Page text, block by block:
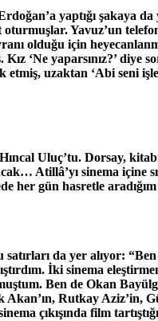
yaptığı şakaya
Yavuz’un
olduğu için
‘Ne yaparsınız?’
uzaktan ‘Abi seni
Uluç’tu. Dorsay,
Atillâ’yı sinema içine
her gün hasretle
da yer alıyor:
İki sinema
Ben de Okan
Rutkay
çıkışında film